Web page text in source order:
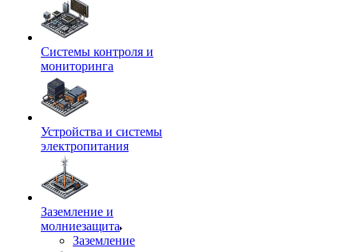
Системы контроля и
мониторинга
Устройства и системы
электропитания
Заземление и
молниезащита
Заземление